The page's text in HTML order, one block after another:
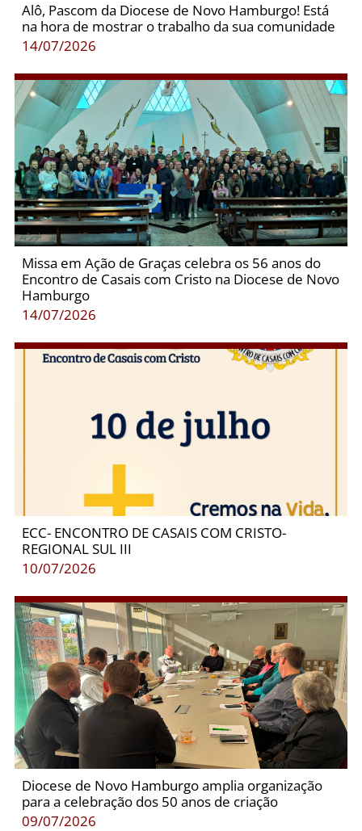
Alô, Pascom da Diocese de Novo Hamburgo! Está
na hora de mostrar o trabalho da sua comunidade
14/07/2026
Missa em Ação de Graças celebra os 56 anos do
Encontro de Casais com Cristo na Diocese de Novo
Hamburgo
14/07/2026
ECC- ENCONTRO DE CASAIS COM CRISTO-
REGIONAL SUL III
10/07/2026
Diocese de Novo Hamburgo amplia organização
para a celebração dos 50 anos de criação
09/07/2026